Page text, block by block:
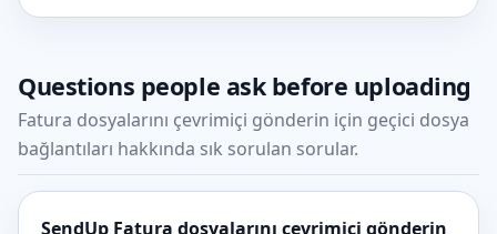
Questions people ask before uploading
Fatura dosyalarını çevrimiçi gönderin için geçici dosya
bağlantıları hakkında sık sorulan sorular.
SendUp Fatura dosyalarını çevrimiçi gönderin